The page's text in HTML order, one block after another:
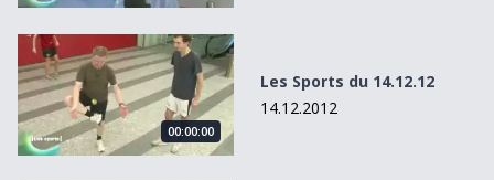
Les Sports du 14.12.12
00:00:00
Les Sports du 14.12.12
14.12.2012